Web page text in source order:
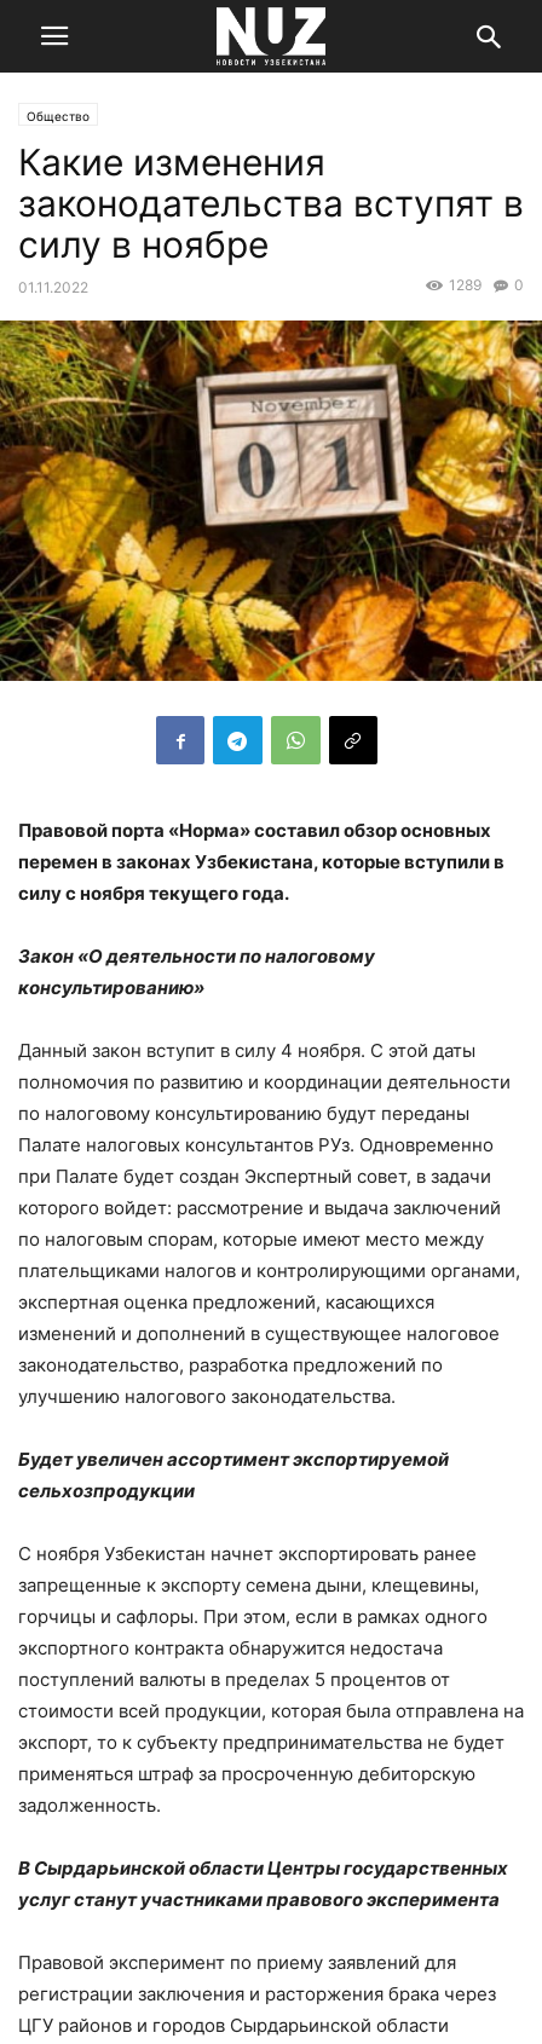
Общество
Какие изменения
законодательства вступят в
силу в ноябре
01.11.2022 0
1289
Правовой порта «Норма» составил обзор основных
перемен в законах Узбекистана, которые вступили в
силу с ноября текущего года.
Закон «О деятельности по налоговому
консультированию»
Данный закон вступит в силу 4 ноября. С этой даты
полномочия по развитию и координации деятельности
по налоговому консультированию будут переданы
Палате налоговых консультантов РУз. Одновременно
при Палате будет создан Экспертный совет, в задачи
которого войдет: рассмотрение и выдача заключений
по налоговым спорам, которые имеют место между
плательщиками налогов и контролирующими органами,
экспертная оценка предложений, касающихся
изменений и дополнений в существующее налоговое
законодательство, разработка предложений по
улучшению налогового законодательства.
Будет увеличен ассортимент экспортируемой
сельхозпродукции
С ноября Узбекистан начнет экспортировать ранее
запрещенные к экспорту семена дыни, клещевины,
горчицы и сафлоры. При этом, если в рамках одного
экспортного контракта обнаружится недостача
поступлений валюты в пределах 5 процентов от
стоимости всей продукции, которая была отправлена на
экспорт, то к субъекту предпринимательства не будет
применяться штраф за просроченную дебиторскую
задолженность.
В Сырдарьинской области Центры государственных
услуг станут участниками правового эксперимента
Правовой эксперимент по приему заявлений для
регистрации заключения и расторжения брака через
ЦГУ районов и городов Сырдарьинской области